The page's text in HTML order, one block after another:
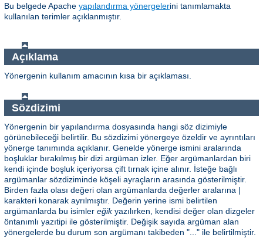
Bu belgede Apache yapılandırma yönergelerini tanımlamakta
kullanılan terimler açıklanmıştır.
Açıklama
Yönergenin kullanım amacının kısa bir açıklaması.
Sözdizimi
Yönergenin bir yapılandırma dosyasında hangi söz dizimiyle
görünebileceği belirtilir. Bu sözdizimi yönergeye özeldir ve ayrıntıları
yönerge tanımında açıklanır. Genelde yönerge ismini aralarında
boşluklar bırakılmış bir dizi argüman izler. Eğer argümanlardan biri
kendi içinde boşluk içeriyorsa çift tırnak içine alınır. İsteğe bağlı
argümanlar sözdiziminde köşeli ayraçların arasında gösterilmiştir.
Birden fazla olası değeri olan argümanlarda değerler aralarına |
karakteri konarak ayrılmıştır. Değerin yerine ismi belirtilen
argümanlarda bu isimler eğikyazılırken, kendisi değer olan dizgeler
öntanımlı yazıtipi ile gösterilmiştir. Değişik sayıda argüman alan
yönergelerde bu durum son argümanı takibeden "..." ile belirtilmiştir.